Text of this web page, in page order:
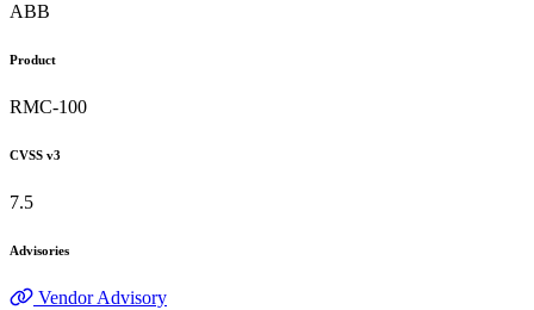
ABB
Product
RMC-100
CVSS v3
7.5
Advisories
Vendor Advisory